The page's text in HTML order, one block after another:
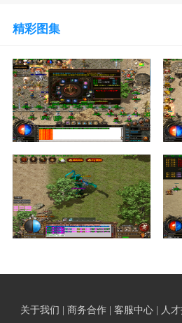
精彩图集
关于我们 | 商务合作 | 客服中心 | 人